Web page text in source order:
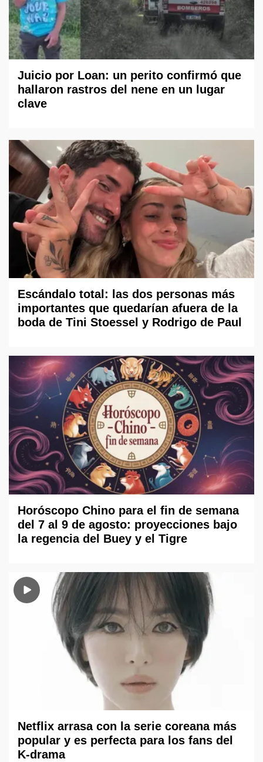
Juicio por Loan: un perito confirmó que
hallaron rastros del nene en un lugar
clave
Escándalo total: las dos personas más
importantes que quedarían afuera de la
boda de Tini Stoessel y Rodrigo de Paul
Horóscopo Chino para el fin de semana
del 7 al 9 de agosto: proyecciones bajo
la regencia del Buey y el Tigre
Netflix arrasa con la serie coreana más
popular y es perfecta para los fans del
K-drama